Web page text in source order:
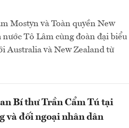
Mostyn và Toàn quyền New
Tô Lâm cùng đoàn đại biểu
Australia và New Zealand từ
Bí thư Trần Cẩm Tú tại
và đối ngoại nhân dân